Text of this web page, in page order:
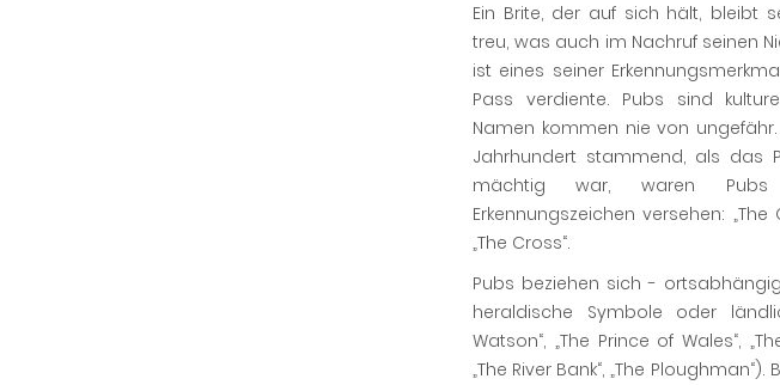
Ein Brite, der auf sich hält, bleibt
treu, was auch im Nachruf seinen
ist eines seiner
Pass verdiente. Pubs sind
Namen kommen nie von ungefähr.
Jahrhundert stammend, als das
mächtig war, waren
Erkennungszeichen versehen: „The
„The Cross“.
Pubs beziehen sich -
heraldische Symbole oder
Watson“, „The Prince of Wales“,
„The River Bank“, „The